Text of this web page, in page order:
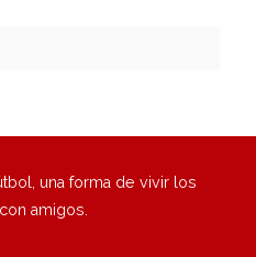
una forma de vivir los
amigos.